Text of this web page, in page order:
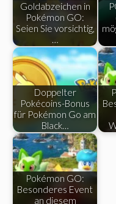
Goldabzeichen in
Pokémon GO:
Seien Sie vorsichtig,
…
Doppelter
Pokécoins-Bonus
für Pokémon Go am
Black…
Pokémon GO:
Besonderes Event
an diesem